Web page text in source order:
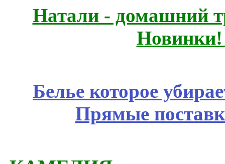
Натали - домашний
Белье которое
Прямые